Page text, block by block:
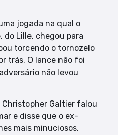
jogada na qual o
do Lille, chegou para
torcendo o tornozelo
trás. O lance não foi
não levou
Galtier falou
e disse que o ex-
mais minuciosos.